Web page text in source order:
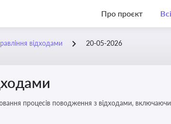
Про проєкт
відходами 20-05-2026
процесів поводження з відходами,